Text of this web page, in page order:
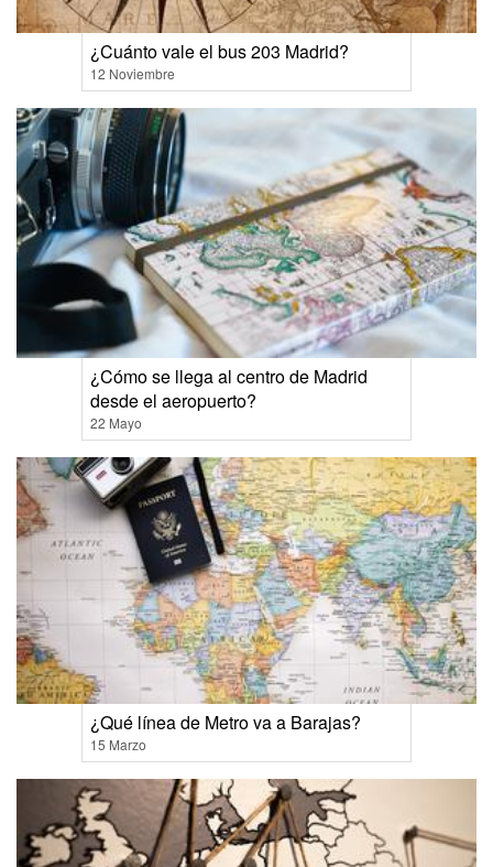
¿Cuánto vale el bus 203 Madrid?
12 Noviembre
¿Cómo se llega al centro de Madrid
desde el aeropuerto?
22 Mayo
¿Qué línea de Metro va a Barajas?
15 Marzo